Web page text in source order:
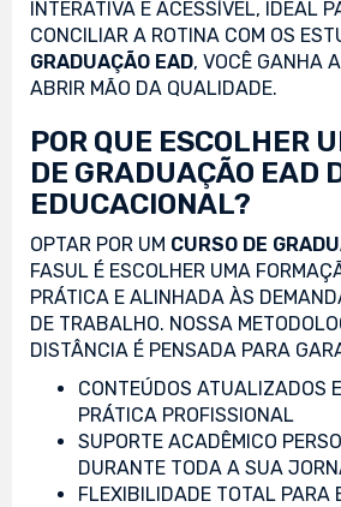
INTERATIVA E ACESSÍVEL, IDEAL
CONCILIAR A ROTINA COM OS
GRADUAÇÃO EAD, VOCÊ GANHA
ABRIR MÃO DA QUALIDADE.
POR QUE ESCOLHER
DE GRADUAÇÃO EAD
EDUCACIONAL?
OPTAR POR UM CURSO DE
FASUL É ESCOLHER UMA
PRÁTICA E ALINHADA ÀS
DE TRABALHO. NOSSA
DISTÂNCIA É PENSADA PARA
CONTEÚDOS ATUALIZADOS
PRÁTICA PROFISSIONAL
SUPORTE ACADÊMICO
DURANTE TODA A SUA
FLEXIBILIDADE TOTAL PARA